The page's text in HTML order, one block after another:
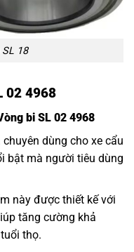
18
02 4968
bi SL 02 4968
dùng cho xe cẩu
bật mà người tiêu dùng
này được thiết kế với
tăng cường khả
thọ.